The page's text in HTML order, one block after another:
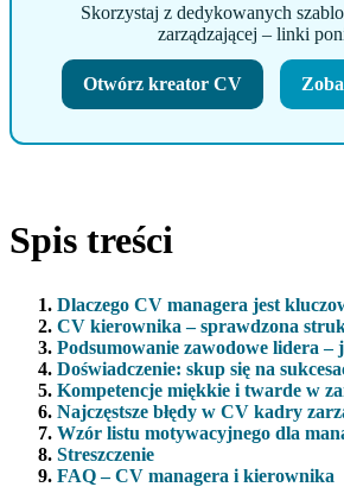
Skorzystaj z dedykowanych
zarządzającej – linki
Otwórz kreator CV
Spis treści
Dlaczego CV managera jest
CV kierownika – sprawdzona
Podsumowanie zawodowe lidera –
Doświadczenie: skup się na
Kompetencje miękkie i twarde w
Najczęstsze błędy w CV kadry
Wzór listu motywacyjnego dla
Streszczenie
FAQ – CV managera i kierownika